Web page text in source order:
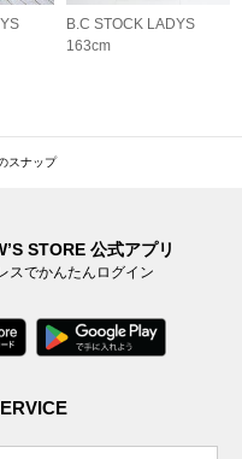
B.C STOCK LADYS
163cm
スナップ
STORE 公式アプリ
スでかんたんログイン